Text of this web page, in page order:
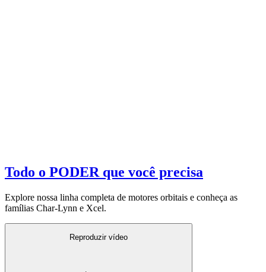
Todo o PODER que você precisa
Explore nossa linha completa de motores orbitais e conheça as
famílias Char-Lynn e Xcel.
Reproduzir vídeo